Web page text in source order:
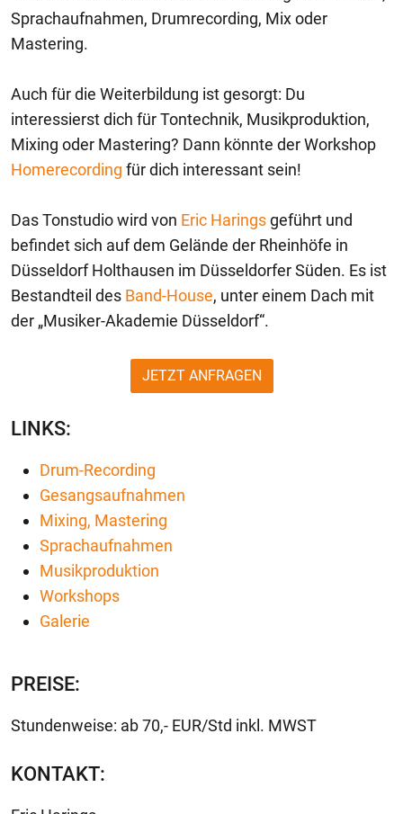
Sprachaufnahmen, Drumrecording, Mix oder
Mastering.
Auch für die Weiterbildung ist gesorgt: Du
interessierst dich für Tontechnik, Musikproduktion,
Mixing oder Mastering? Dann könnte der Workshop
Homerecording für dich interessant sein!
Das Tonstudio wird von Eric Haringsgeführt und
befindet sich auf dem Gelände der Rheinhöfe in
Düsseldorf Holthausen im Düsseldorfer Süden. Es ist
Bestandteil des Band-House, unter einem Dach mit
der „Musiker-Akademie Düsseldorf“.
JETZT ANFRAGEN
LINKS:
Drum-Recording
Gesangsaufnahmen
Mixing, Mastering
Sprachaufnahmen
Musikproduktion
Workshops
Galerie
PREISE:
Stundenweise: ab 70,- EUR/Std inkl. MWST
KONTAKT: